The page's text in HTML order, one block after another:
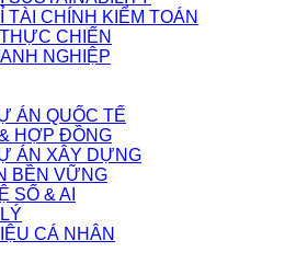
TÀI CHÍNH KIỂM TOÁN
CHIẾN
NGHIỆP
ÁN QUỐC TẾ
HỢP ĐỒNG
ÁN XÂY DỰNG
BỀN VỮNG
SỐ & AI
CÁ NHÂN